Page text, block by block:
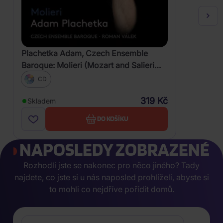
Plachetka Adam, Czech Ensemble
Baroque: Molieri (Mozart and Salieri
Arias)CD
Skladem 319 Kč
DO KOŠÍKU
NAPOSLEDY ZOBRAZENÉ
Rozhodli jste se nakonec pro něco jiného? Tady
najdete, co jste si u nás naposled prohlíželi, abyste si
to mohli co nejdříve pořídit domů.